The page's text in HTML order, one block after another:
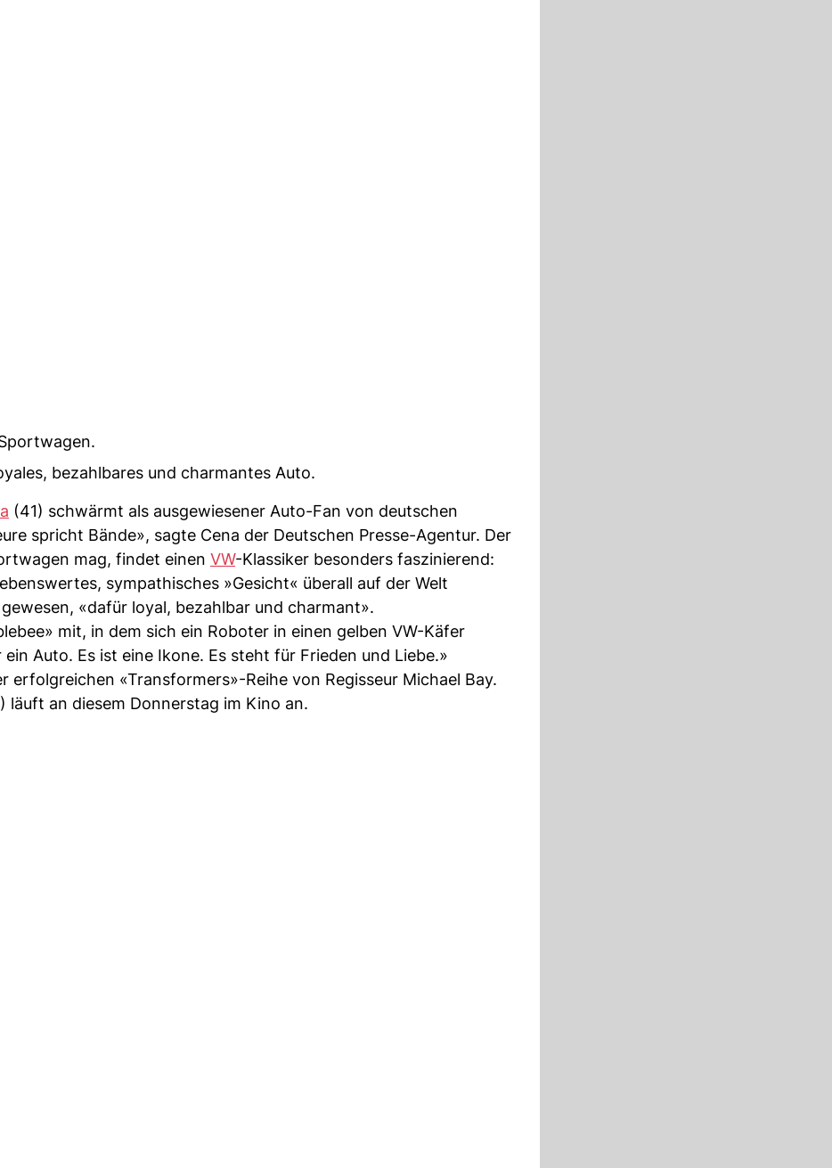
bezahlbares und charmantes Auto.
(41) schwärmt als ausgewiesener Auto-Fan von deutschen
spricht Bände», sagte Cena der Deutschen Presse-Agentur. Der
mag, findet einen VW-Klassiker besonders faszinierend:
sympathisches »Gesicht« überall auf der Welt
«dafür loyal, bezahlbar und charmant».
mit, in dem sich ein Roboter in einen gelben VW-Käfer
Auto. Es ist eine Ikone. Es steht für Frieden und Liebe.»
erfolgreichen «Transformers»-Reihe von Regisseur Michael Bay.
läuft an diesem Donnerstag im Kino an.